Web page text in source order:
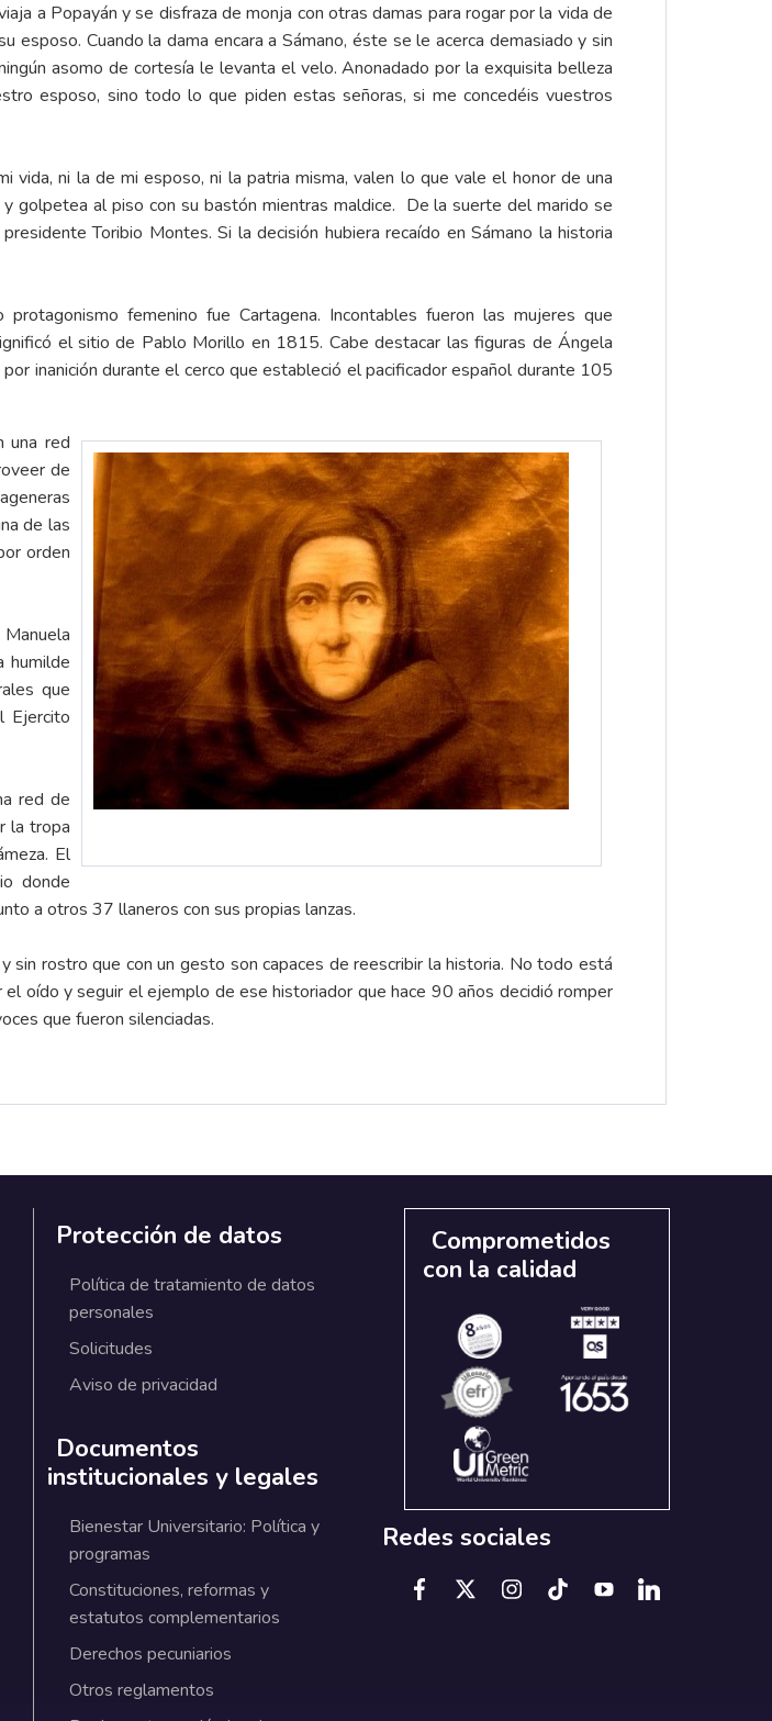
a Popayán y se disfraza de monja con otras damas para rogar por la vida de
esposo. Cuando la dama encara a Sámano, éste se le acerca demasiado y sin
asomo de cortesía le levanta el velo. Anonadado por la exquisita belleza
esposo, sino todo lo que piden estas señoras, si me concedéis vuestros
vida, ni la de mi esposo, ni la patria misma, valen lo que vale el honor de una
golpetea al piso con su bastón mientras maldice. De la suerte del marido se
Toribio Montes. Si la decisión hubiera recaído en Sámano la historia
femenino fue Cartagena. Incontables fueron las mujeres que
el sitio de Pablo Morillo en 1815. Cabe destacar las figuras de Ángela
inanición durante el cerco que estableció el pacificador español durante 105
una red
de
de las
orden
humilde
que
Ejercito
red de
la tropa
El
donde
a otros 37 llaneros con sus propias lanzas.
rostro que con un gesto son capaces de reescribir la historia. No todo está
oído y seguir el ejemplo de ese historiador que hace 90 años decidió romper
que fueron silenciadas.
Protección de datos
Política de tratamiento de datos
personales
Solicitudes
Aviso de privacidad
Documentos
institucionales y legales
Bienestar Universitario: Política y
programas
Constituciones, reformas y
estatutos complementarios
Derechos pecuniarios
Otros reglamentos
Comprometidos
con la calidad
Redes sociales